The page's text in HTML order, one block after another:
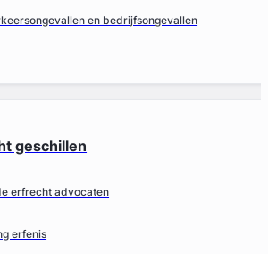
en bedrijfsongevallen
geschillen
erfrecht advocaten
erfenis